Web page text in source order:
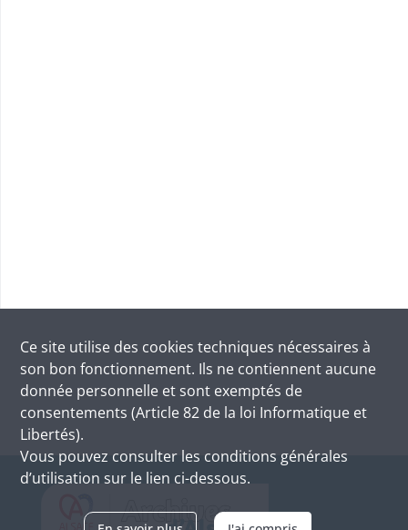
Ce site utilise des cookies techniques nécessaires à
son bon fonctionnement. Ils ne contiennent aucune
donnée personnelle et sont exemptés de
consentements (Article 82 de la loi Informatique et
Libertés).
Vous pouvez consulter les conditions générales
d’utilisation sur le lien ci-dessous.